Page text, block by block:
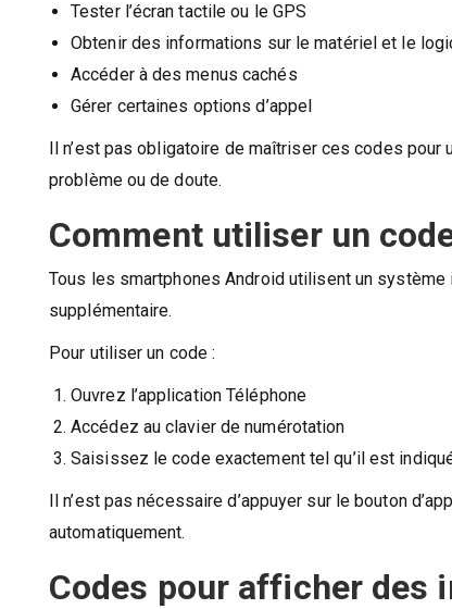
Tester l’écran tactile ou le GPS
Obtenir des informations sur le matériel et le
Accéder à des menus cachés
Gérer certaines options d’appel
Il n’est pas obligatoire de maîtriser ces codes
problème ou de doute.
Comment utiliser un
Tous les smartphones Android utilisent un
supplémentaire.
Pour utiliser un code :
Ouvrez l’application Téléphone
Accédez au clavier de numérotation
Saisissez le code exactement tel qu’il est
Il n’est pas nécessaire d’appuyer sur le bouton
automatiquement.
Codes pour afficher des